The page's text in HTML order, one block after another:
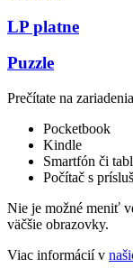
LP platne
Puzzle
Prečítate na
Pocketbook
Kindle
Smartfón či
Počítač s
Nie je možné meniť
väčšie obrazovky.
Viac informácií v